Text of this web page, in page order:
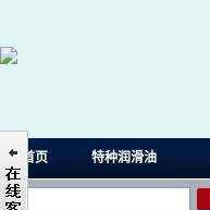
首页 特种润滑油